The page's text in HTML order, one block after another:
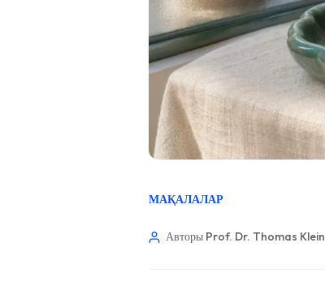
МАҚАЛАЛАР
Авторы Prof. Dr. Thomas Klein